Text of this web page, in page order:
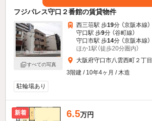
フジパレス守口２番館の賃貸物件
すべての写真
西三荘駅 歩19分 （京阪本線）
守口駅 歩9分 （谷町線）
守口市駅 歩14分 （京阪本線）
ほか1駅（徒歩20分圏内）
大阪府守口市八雲西町２丁目
3階建 / 10年4ヶ月 / 木造
駐輪場あり
新着 6.5万円